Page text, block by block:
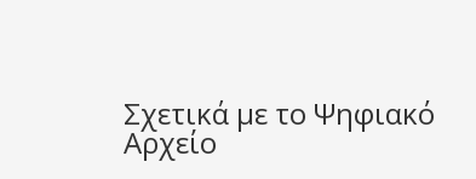
Σχετικά με το Ψηφιακό
Αρχείο